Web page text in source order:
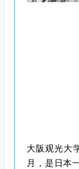
大阪观光大
月，是日本